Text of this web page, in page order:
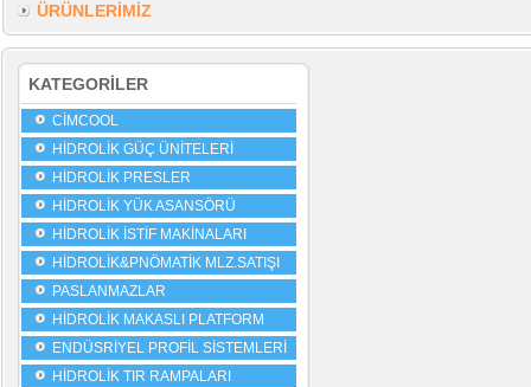
ÜRÜNLERİMİZ
KATEGORİLER
CİMCOOL
HİDROLİK GÜÇ ÜNİTELERİ
HİDROLİK PRESLER
HİDROLİK YÜK ASANSÖRÜ
HİDROLİK İSTİF MAKİNALARI
HİDROLİK&PNÖMATİK MLZ.SATIŞI
PASLANMAZLAR
HİDROLİK MAKASLI PLATFORM
ENDÜSRİYEL PROFİL SİSTEMLERİ
HİDROLİK TIR RAMPALARI